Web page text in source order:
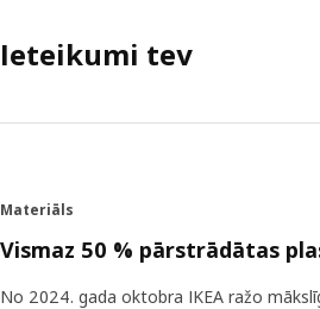
Ieteikumi tev
Materiāls
Vismaz 50 % pārstrādātas
No 2024. gada oktobra IKEA ražo